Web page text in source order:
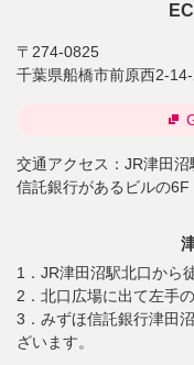
〒274-0825
千葉県船橋市前原西2-
交通アクセス： JR津田沼
信託銀行があるビルの6F
1．JR津田沼駅北口から
2．北口広場に出て左手
3．みずほ信託銀行津田
ざいます。